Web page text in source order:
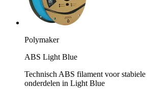
Polymaker
ABS Light Blue
Technisch ABS filament voor
onderdelen in Light Blue